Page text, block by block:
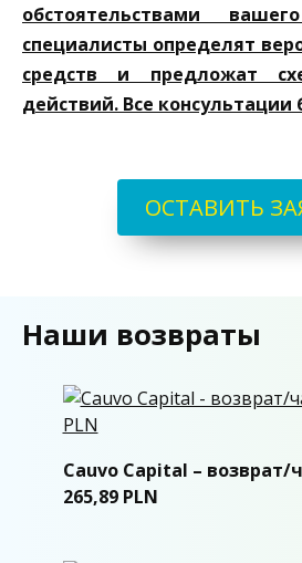
обстоятельствами
специалисты определят
средств и предложат
действий. Все консультации
ОСТАВИТЬ
Наши возвраты
Cauvo Capital – возврат/
265,89 PLN